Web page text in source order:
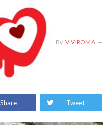
By VIVIROMA
Share Tweet